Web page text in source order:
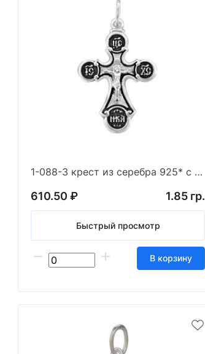
1-088-3 крест из серебра 925* с частичным чернен
610.50 ₽ 1.85 гр.
Быстрый просмотр
В корзину